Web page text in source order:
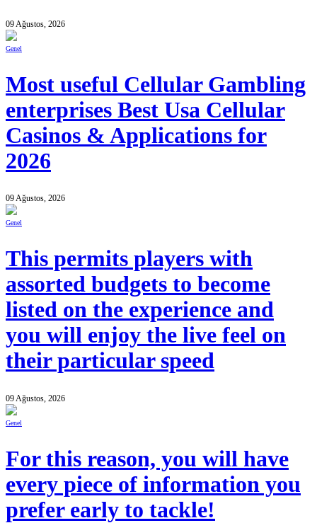
09 Ağustos, 2026
Genel
Most useful Cellular Gambling
enterprises Best Usa Cellular
Casinos & Applications for
2026
09 Ağustos, 2026
Genel
This permits players with
assorted budgets to become
listed on the experience and
you will enjoy the live feel on
their particular speed
09 Ağustos, 2026
Genel
For this reason, you will have
every piece of information you
prefer early to tackle!